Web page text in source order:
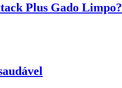
Plus Gado Limpo?